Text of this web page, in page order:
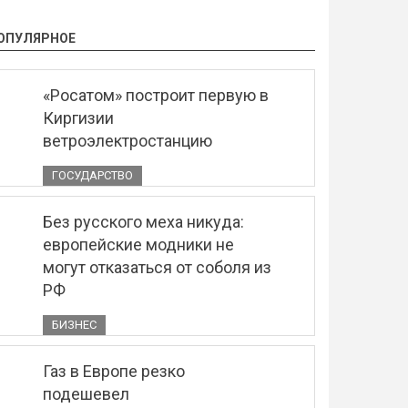
«Росатом» построит первую в
Киргизии
ветроэлектростанцию
ГОСУДАРСТВО
Без русского меха никуда:
европейские модники не
могут отказаться от соболя из
РФ
БИЗНЕС
Газ в Европе резко
подешевел